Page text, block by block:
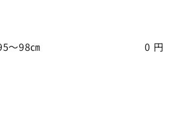
～98㎝ 0 円